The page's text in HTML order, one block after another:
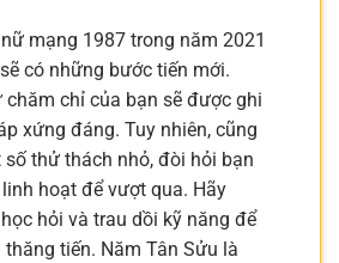
mạng 1987 trong năm 2021
có những bước tiến mới.
chăm chỉ của bạn sẽ được ghi
xứng đáng. Tuy nhiên, cũng
thử thách nhỏ, đòi hỏi bạn
hoạt để vượt qua. Hãy
hỏi và trau dồi kỹ năng để
tiến. Năm Tân Sửu là